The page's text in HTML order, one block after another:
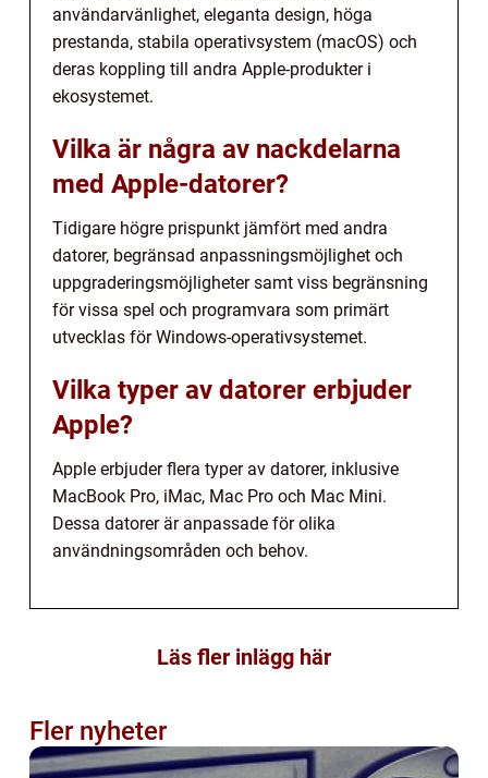
användarvänlighet, eleganta design, höga
prestanda, stabila operativsystem (macOS) och
deras koppling till andra Apple-produkter i
ekosystemet.
Vilka är några av nackdelarna
med Apple-datorer?
Tidigare högre prispunkt jämfört med andra
datorer, begränsad anpassningsmöjlighet och
uppgraderingsmöjligheter samt viss begränsning
för vissa spel och programvara som primärt
utvecklas för Windows-operativsystemet.
Vilka typer av datorer erbjuder
Apple?
Apple erbjuder flera typer av datorer, inklusive
MacBook Pro, iMac, Mac Pro och Mac Mini.
Dessa datorer är anpassade för olika
användningsområden och behov.
Läs fler inlägg här
Fler nyheter